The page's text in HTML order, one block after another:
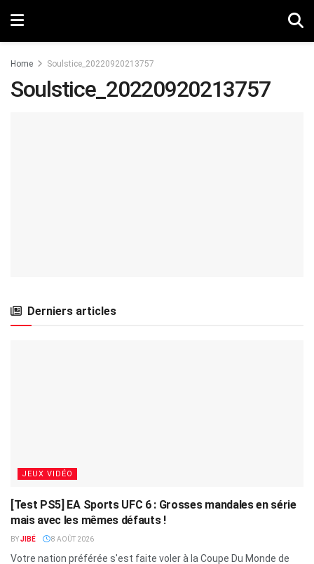
Home Soulstice_20220920213757
Soulstice_20220920213757
Derniers articles
JEUX VIDÉO
[Test PS5] EA Sports UFC 6 : Grosses mandales en série
mais avec les mêmes défauts !
BYJIBÉ 8 AOÛT 2026
Votre nation préférée s'est faite voler à la Coupe Du Monde de